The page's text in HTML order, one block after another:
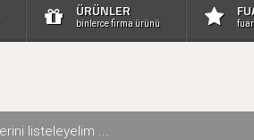
ÜRÜNLER
binlerce firma ürünü
listeleyelim ...